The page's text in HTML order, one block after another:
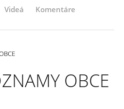
Videá Komentáre
OBCE